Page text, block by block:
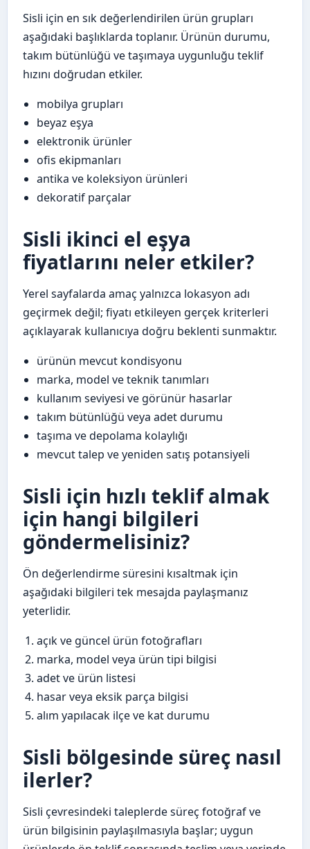
Sisli için en sık değerlendirilen ürün grupları
aşağıdaki başlıklarda toplanır. Ürünün durumu,
takım bütünlüğü ve taşımaya uygunluğu teklif
hızını doğrudan etkiler.
mobilya grupları
beyaz eşya
elektronik ürünler
ofis ekipmanları
antika ve koleksiyon ürünleri
dekoratif parçalar
Sisli ikinci el eşya
fiyatlarını neler etkiler?
Yerel sayfalarda amaç yalnızca lokasyon adı
geçirmek değil; fiyatı etkileyen gerçek kriterleri
açıklayarak kullanıcıya doğru beklenti sunmaktır.
ürünün mevcut kondisyonu
marka, model ve teknik tanımları
kullanım seviyesi ve görünür hasarlar
takım bütünlüğü veya adet durumu
taşıma ve depolama kolaylığı
mevcut talep ve yeniden satış potansiyeli
Sisli için hızlı teklif almak
için hangi bilgileri
göndermelisiniz?
Ön değerlendirme süresini kısaltmak için
aşağıdaki bilgileri tek mesajda paylaşmanız
yeterlidir.
açık ve güncel ürün fotoğrafları
marka, model veya ürün tipi bilgisi
adet ve ürün listesi
hasar veya eksik parça bilgisi
alım yapılacak ilçe ve kat durumu
Sisli bölgesinde süreç nasıl
ilerler?
Sisli çevresindeki taleplerde süreç fotoğraf ve
ürün bilgisinin paylaşılmasıyla başlar; uygun